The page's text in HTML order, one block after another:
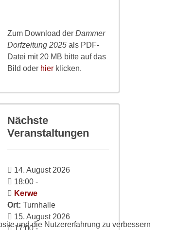
Zum Download der Dammer
Dorfzeitung 2025 als PDF-
Datei mit 20 MB bitte auf das
Bild oder hier klicken.
Nächste
Veranstaltungen
14. August 2026
18:00 -
Kerwe
Ort: Turnhalle
15. August 2026
17:00-
und die Nutzererfahrung zu verbessern